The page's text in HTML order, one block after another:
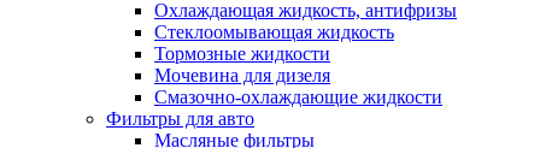
Охлаждающая жидкость, антифризы
Стеклоомывающая жидкость
Тормозные жидкости
Мочевина для дизеля
Смазочно-охлаждающие жидкости
Фильтры для авто
Масляные фильтры